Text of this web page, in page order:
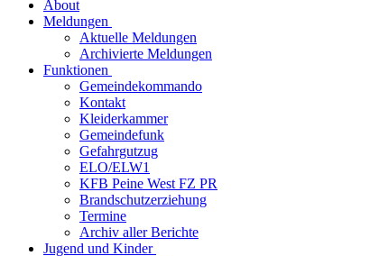
About
Meldungen
Aktuelle Meldungen
Archivierte Meldungen
Funktionen
Gemeindekommando
Kontakt
Kleiderkammer
Gemeindefunk
Gefahrgutzug
ELO/ELW1
KFB Peine West FZ PR
Brandschutzerziehung
Termine
Archiv aller Berichte
Jugend und Kinder